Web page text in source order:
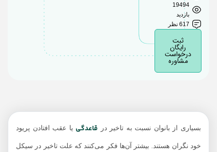
19494
بازدید
617 نظر
رایگان
درخواست
مشاوره
بسیاری از بانوان نسبت به تاخیر درقاعدگییا عقب افتادن پریود
خود نگران هستند. بیشتر آن‌ها فکر می‌کنند که علت تاخیر در سیکل